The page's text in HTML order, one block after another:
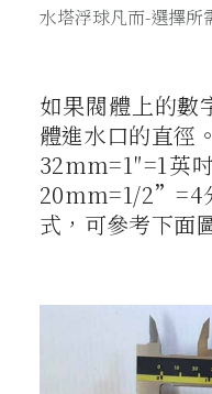
水塔浮球凡而-選擇所
如果閥體上的數
體進水口的直徑。
32mm=1″=1英
20mm=1/2”=4
式，可參考下面